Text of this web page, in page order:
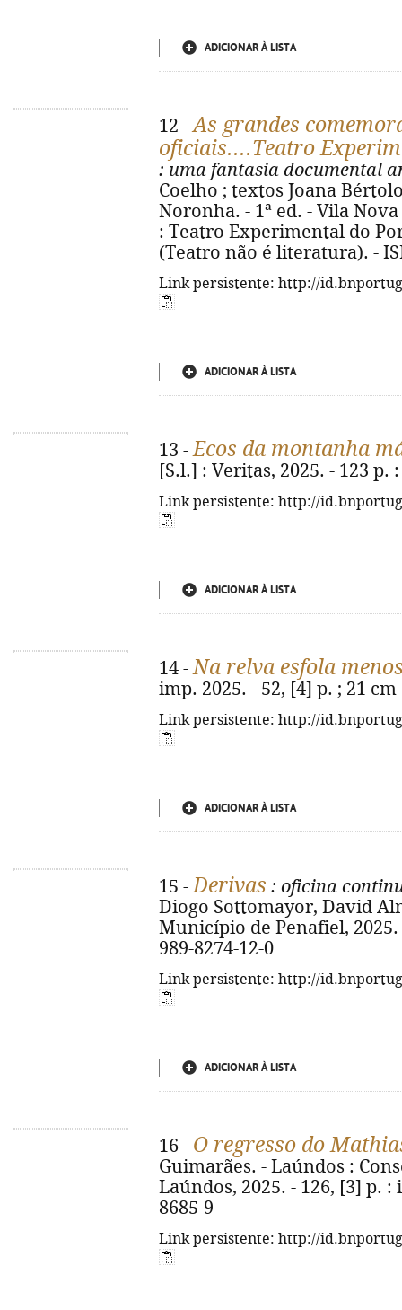
ADICIONAR À LISTA
12 -As grandes
oficiais....Teatro
: uma fantasia documental
Coelho ; textos Joana
Noronha. - 1ª ed. - Vila
: Teatro Experimental do
(Teatro não é literatura). -
Link persistente: http://
ADICIONAR À LISTA
13 -Ecos da montanha
[S.l.] : Veritas, 2025. - 123 p.
Link persistente: http://
ADICIONAR À LISTA
14 -Na relva esfola
imp. 2025. - 52, [4] p. ; 21 cm
Link persistente: http://
ADICIONAR À LISTA
15 -Derivas : oficina
Diogo Sottomayor, David
Município de Penafiel, 2025.
989-8274-12-0
Link persistente: http://
ADICIONAR À LISTA
16 - O regresso do
Guimarães. - Laúndos :
Laúndos, 2025. - 126, [3] p. :
8685-9
Link persistente: http://